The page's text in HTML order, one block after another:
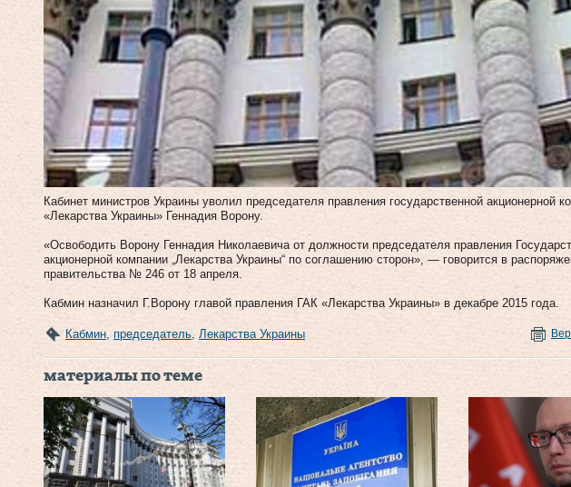
Кабинет министров Украины уволил председателя правления государственной акционерной
«Лекарства Украины» Геннадия Ворону.
«Освободить Ворону Геннадия Николаевича от должности председателя правления
акционерной компании „Лекарства Украины“ по соглашению сторон», — говорится в
правительства № 246 от 18 апреля.
Кабмин назначил Г.Ворону главой правления ГАК «Лекарства Украины» в декабре 2015 года.
Кабмин председатель Лекарства Украины
материалы по теме